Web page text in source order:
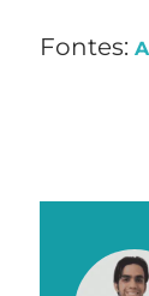
Fontes: